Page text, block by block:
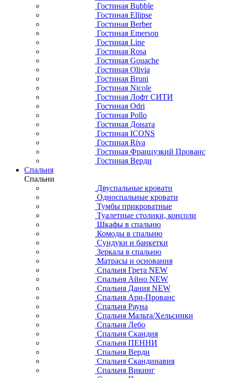
Гостиная Bubble
Гостиная Ellipse
Гостиная Berber
Гостиная Emerson
Гостиная Line
Гостиная Rosa
Гостиная Gouache
Гостиная Olivia
Гостиная Bruni
Гостиная Nicole
Гостиная Лофт СИТИ
Гостиная Odri
Гостиная Pollo
Гостиная Доната
Гостиная ICONS
Гостиная Riva
Гостиная Французкий Прованс
Гостиная Верди
Спальня
Спальни
Двуспальные кровати
Односпальные кровати
Тумбы прикроватные
Туалетные столики, консоли
Шкафы в спальню
Комоды в спальню
Сундуки и банкетки
Зеркала в спальню
Матрасы и основания
Спальня Грета NEW
Спальня Айно NEW
Спальня Дания NEW
Спальня Ари-Прованс
Спальня Рауна
Спальня Мальта/Хельсинки
Спальня Лебо
Спальня Скандия
Спальня ПЕННИ
Спальня Верди
Спальня Скандинавия
Спальня Викинг